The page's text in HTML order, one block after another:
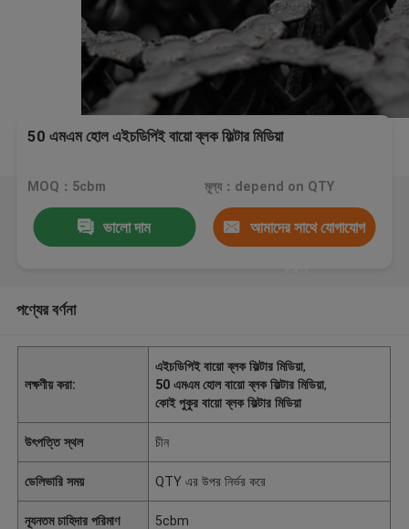
50 এমএম হোল এইচডিপিই বায়ো ব্লক ফিল্টার মিডিয়া
MOQ：5cbm মূল্য：depend on QTY
ভালো দাম আমাদের সাথে যোগাযোগ
পণ্যের বর্ণনা
লক্ষণীয় করা:
এইচডিপিই বায়ো ব্লক ফিল্টার মিডিয়া,
50 এমএম হোল বায়ো ব্লক ফিল্টার মিডিয়া,
কোই পুকুর বায়ো ব্লক ফিল্টার মিডিয়া
উৎপত্তি স্থল চীন
ডেলিভারি সময় QTY এর উপর নির্ভর করে
ন্যূনতম চাহিদার পরিমাণ 5cbm